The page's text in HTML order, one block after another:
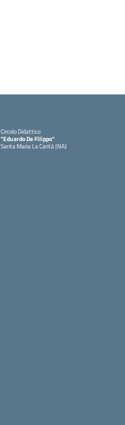
Circolo Didattico
"Eduardo De Filippo"
Santa Maria La Carità (NA)